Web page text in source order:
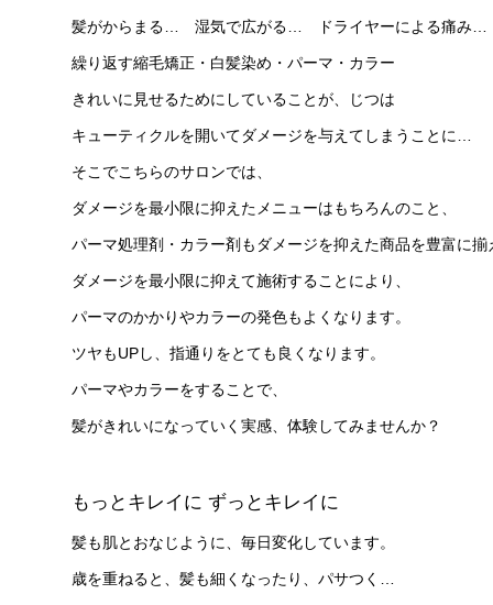
髪がからまる… 湿気で広がる… ドライヤーによる痛み
繰り返す縮毛矯正・白髪染め・パーマ・カラー
きれいに見せるためにしていることが、じつは
キューティクルを開いてダメージを与えてしまうことに…
そこでこちらのサロンでは、
ダメージを最小限に抑えたメニューはもちろんのこと、
パーマ処理剤・カラー剤もダメージを抑えた商品を豊富に揃
ダメージを最小限に抑えて施術することにより、
パーマのかかりやカラーの発色もよくなります。
ツヤもUPし、指通りをとても良くなります。
パーマやカラーをすることで、
髪がきれいになっていく実感、体験してみませんか？
もっとキレイに ずっとキレイに
髪も肌とおなじように、毎日変化しています。
歳を重ねると、髪も細くなったり、パサつく…